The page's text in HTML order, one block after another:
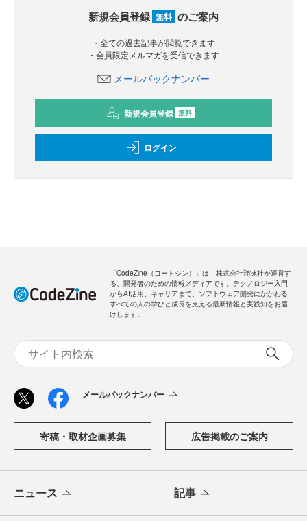
新規会員登録 無料 のご案内
・全ての過去記事が閲覧できます
・会員限定メルマガを受信できます
メールバックナンバー
新規会員登録 無料
ログイン
「CodeZine（コードジン）」は、株式会社翔泳社が運営す
る、開発者のための情報メディアです。テクノロジー入門
からAI活用、キャリアまで、ソフトウェア開発にかかわる
すべての人の学びと成長を支える最新情報と実践知をお届
けします。
メールバックナンバー
寄稿・取材企画募集 広告掲載のご案内
ニュース 記事